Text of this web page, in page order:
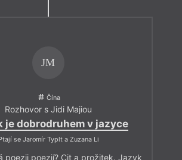
JM
Čína
Rozhovor s Jidi Majiou
je dobrodruhem v jazyce
Ptají se Jaromír Typlt a Zuzana Li
poezii poezií? Cit a prožitek. Jazyk